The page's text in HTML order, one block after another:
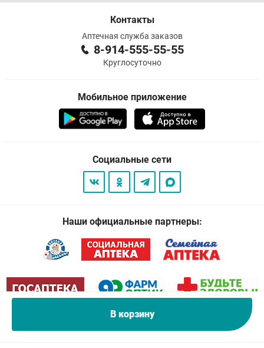
В корзину
Контакты
Аптечная служба заказов
8-914-555-55-55
Круглосуточно
Мобильное приложение
Социальные сети
Наши официальные партнеры: